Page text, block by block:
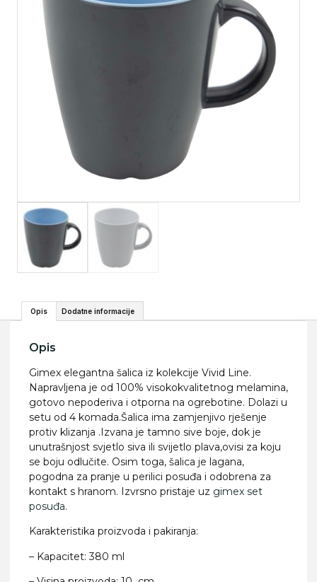
Opis Dodatne informacije
Opis
Gimex elegantna šalica iz kolekcije Vivid Line.
Napravljena je od 100% visokokvalitetnog melamina,
gotovo nepoderiva i otporna na ogrebotine. Dolazi u
setu od 4 komada.Šalica ima zamjenjivo rješenje
protiv klizanja .Izvana je tamno sive boje, dok je
unutrašnjost svjetlo siva ili svijetlo plava,ovisi za koju
se boju odlučite. Osim toga, šalica je lagana,
pogodna za pranje u perilici posuđa i odobrena za
kontakt s hranom. Izvrsno pristaje uz gimex set
posuđa.
Karakteristika proizvoda i pakiranja:
– Kapacitet: 380 ml